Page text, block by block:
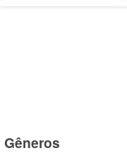
Gêneros